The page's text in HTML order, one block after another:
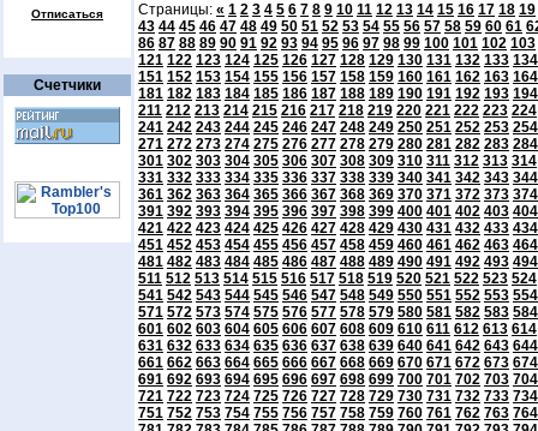
Отписаться
Счетчики
Страницы: « 1 2 3 4 5 6 7 8 9 10 11 12 13 14 15 16 17 18 19
43 44 45 46 47 48 49 50 51 52 53 54 55 56 57 58 59 60 61
86 87 88 89 90 91 92 93 94 95 96 97 98 99 100 101 102 103
121 122 123 124 125 126 127 128 129 130 131 132 133 134
151 152 153 154 155 156 157 158 159 160 161 162 163 164
181 182 183 184 185 186 187 188 189 190 191 192 193 194
211 212 213 214 215 216 217 218 219 220 221 222 223 224
241 242 243 244 245 246 247 248 249 250 251 252 253 254
271 272 273 274 275 276 277 278 279 280 281 282 283 284
301 302 303 304 305 306 307 308 309 310 311 312 313 314
331 332 333 334 335 336 337 338 339 340 341 342 343 344
361 362 363 364 365 366 367 368 369 370 371 372 373 374
391 392 393 394 395 396 397 398 399 400 401 402 403 404
421 422 423 424 425 426 427 428 429 430 431 432 433 434
451 452 453 454 455 456 457 458 459 460 461 462 463 464
481 482 483 484 485 486 487 488 489 490 491 492 493 494
511 512 513 514 515 516 517 518 519 520 521 522 523 524
541 542 543 544 545 546 547 548 549 550 551 552 553 554
571 572 573 574 575 576 577 578 579 580 581 582 583 584
601 602 603 604 605 606 607 608 609 610 611 612 613 614
631 632 633 634 635 636 637 638 639 640 641 642 643 644
661 662 663 664 665 666 667 668 669 670 671 672 673 674
691 692 693 694 695 696 697 698 699 700 701 702 703 704
721 722 723 724 725 726 727 728 729 730 731 732 733 734
751 752 753 754 755 756 757 758 759 760 761 762 763 764